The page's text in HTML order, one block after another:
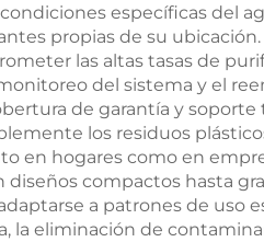
riego
específicas del
propias de su
las altas tasas de
del sistema y el
de garantía y
los residuos
en hogares como en
compactos hasta
a patrones de uso
la eliminación de